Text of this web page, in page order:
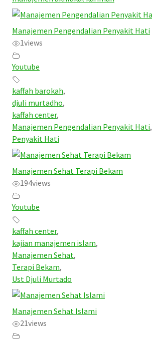
Manajemen Pengendalian Penyakit Hati
1views
Youtube
kaffah barokah,
djuli murtadho,
kaffah center,
Manajemen Pengendalian Penyakit Hati,
Penyakit Hati
Manajemen Sehat Terapi Bekam
194views
Youtube
kaffah center,
kajian manajemen islam,
Manajemen Sehat,
Terapi Bekam,
Ust Djuli Murtado
Manajemen Sehat Islami
21views